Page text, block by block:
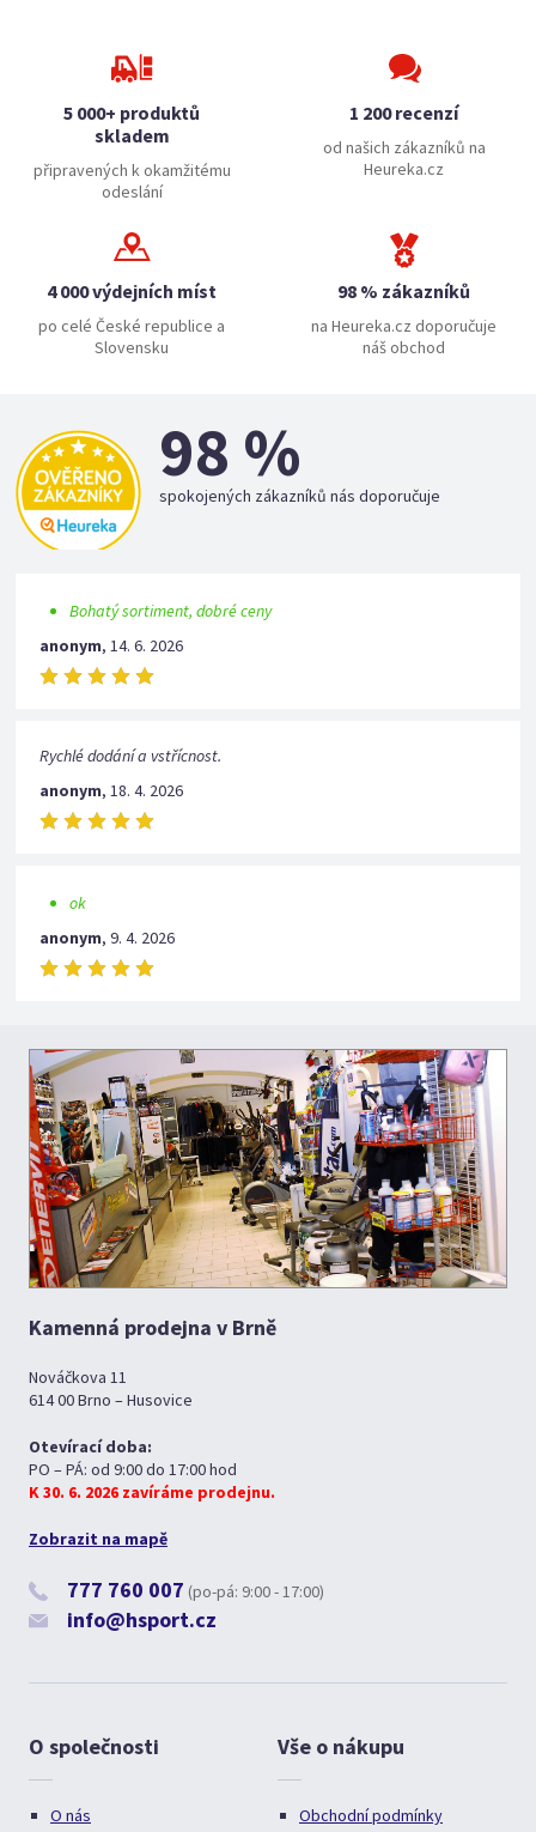
5 000+ produktů
skladem
připravených k okamžitému
odeslání
1 200 recenzí
od našich zákazníků na
Heureka.cz
4 000 výdejních míst
po celé České republice a
Slovensku
98 % zákazníků
na Heureka.cz doporučuje
náš obchod
98 %
spokojených zákazníků nás doporučuje
Bohatý sortiment, dobré ceny
anonym,14. 6. 2026
Rychlé dodání a vstřícnost.
anonym,18. 4. 2026
ok
anonym,9. 4. 2026
Kamenná prodejna v Brně
Nováčkova 11
614 00 Brno – Husovice
Otevírací doba:
PO – PÁ: od 9:00 do 17:00 hod
K 30. 6. 2026 zavíráme prodejnu.
Zobrazit na mapě
777 760 007 (po-pá: 9:00 - 17:00)
info@hsport.cz
O společnosti
O nás
Vše o nákupu
Obchodní podmínky